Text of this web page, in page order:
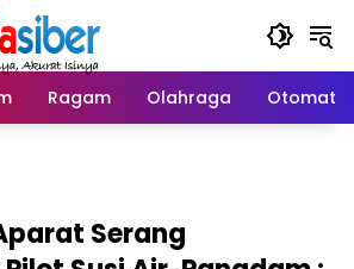
Ragam Olahraga Otomatif
Serang